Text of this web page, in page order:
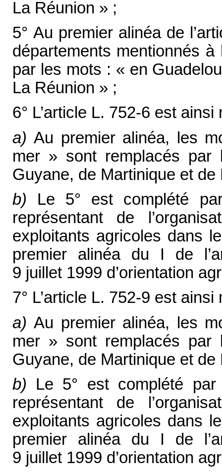
La Réunion » ;
5° Au premier alinéa de
départements mentionnés
par les mots : « en
La Réunion » ;
6° L’article L. 752-6 est ainsi
a) Au premier alinéa, les
mer » sont remplacés
Guyane, de Martinique et de
b) Le 5° est complété
représentant de
exploitants agricoles dans
premier alinéa du I de
9 juillet 1999 d’orientation
7° L’article L. 752-9 est ainsi
a) Au premier alinéa, les
mer » sont remplacés
Guyane, de Martinique et de
b) Le 5° est complété
représentant de
exploitants agricoles dans
premier alinéa du I de
9 juillet 1999 d’orientation